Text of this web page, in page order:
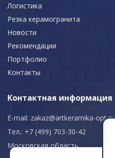
Логистика
Резка керамогранита
Новости
Рекомендации
Портфолио
Контакты
Контактная информация
E-mail: zakaz@artkeramika-opt.ru
Тел.: +7 (499) 703-30-42
Московская область,